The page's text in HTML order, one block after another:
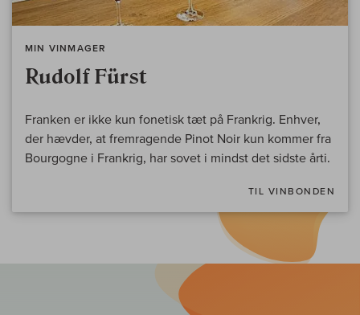
MIN VINMAGER
Rudolf Fürst
Franken er ikke kun fonetisk tæt på Frankrig. Enhver,
der hævder, at fremragende Pinot Noir kun kommer fra
Bourgogne i Frankrig, har sovet i mindst det sidste årti.
TIL VINBONDEN